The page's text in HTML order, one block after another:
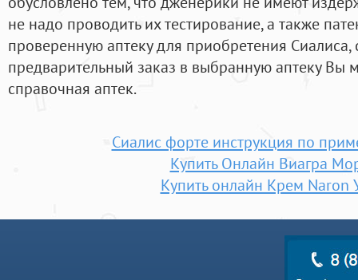
не надо проводить их тестирование, а также
проверенную аптеку для приобретения Сиалиса,
предварительный заказ в выбранную аптеку Вы
справочная аптек.
Сиалис форте инструкция по
Купить Онлайн Виагра
Купить онлайн Крем Naron